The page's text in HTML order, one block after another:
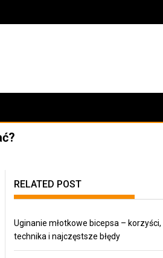
RELATED POST
Uginanie młotkowe bicepsa – korzyści,
technika i najczęstsze błędy